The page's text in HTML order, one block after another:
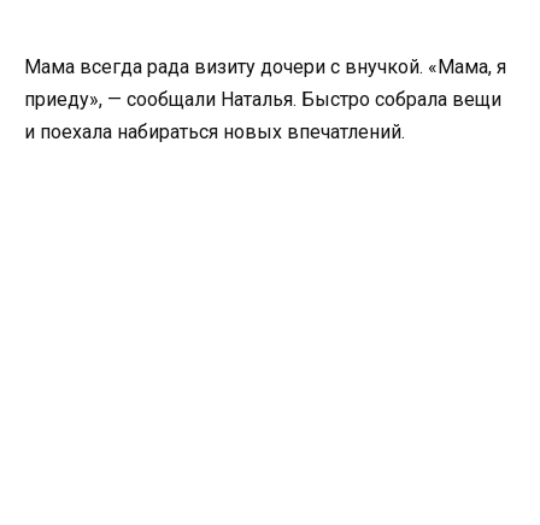
Мама всегда рада визиту дочери с внучкой. «Мама, я
приеду», — сообщали Наталья. Быстро собрала вещи
и поехала набираться новых впечатлений.